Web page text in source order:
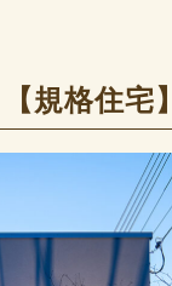
規格住宅】